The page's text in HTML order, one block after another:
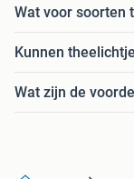
Wat voor soorten
Kunnen
Wat zijn de